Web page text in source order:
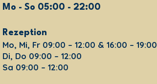
Mo - So 05:00 - 22:00
Rezeption
Mo, Mi, Fr 09:00 – 12:00 & 16:00 – 19:00
Di, Do 09:00 – 12:00
Sa 09:00 – 12:00